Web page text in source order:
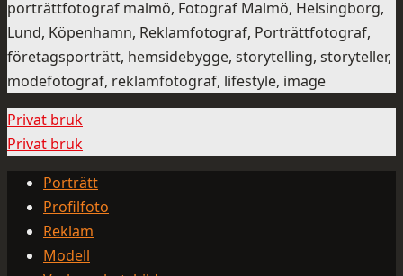
porträttfotograf malmö, Fotograf Malmö, Helsingborg,
Lund, Köpenhamn, Reklamfotograf, Porträttfotograf,
företagsporträtt, hemsidebygge, storytelling, storyteller,
modefotograf, reklamfotograf, lifestyle, image
Privat bruk
Privat bruk
Porträtt
Profilfoto
Reklam
Modell